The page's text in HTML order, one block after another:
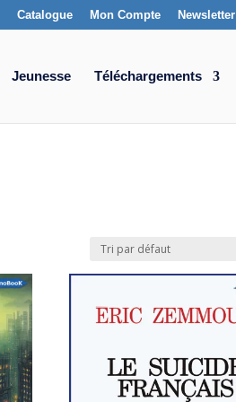
Catalogue Mon Compte Newsletter
Jeunesse Téléchargements